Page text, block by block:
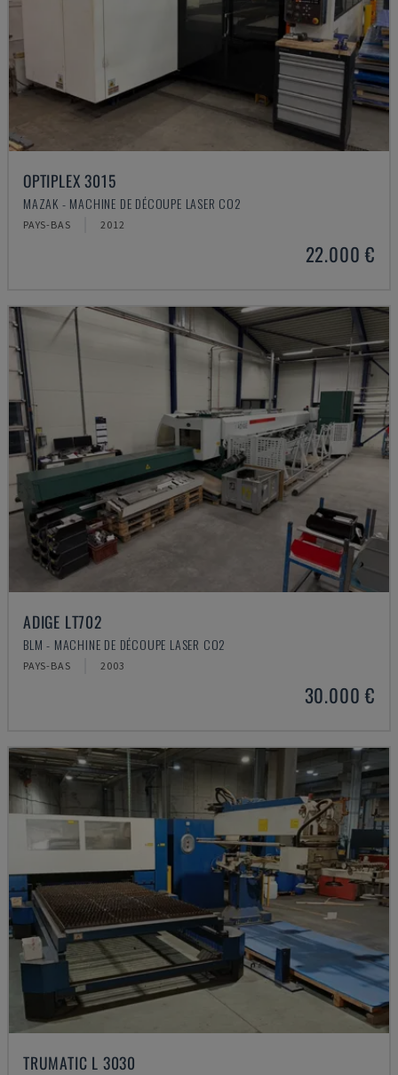
OPTIPLEX 3015
MAZAK - MACHINE DE DÉCOUPE LASER CO2
PAYS-BAS 2012
22.000 €
ADIGE LT702
BLM - MACHINE DE DÉCOUPE LASER CO2
PAYS-BAS 2003
30.000 €
TRUMATIC L 3030